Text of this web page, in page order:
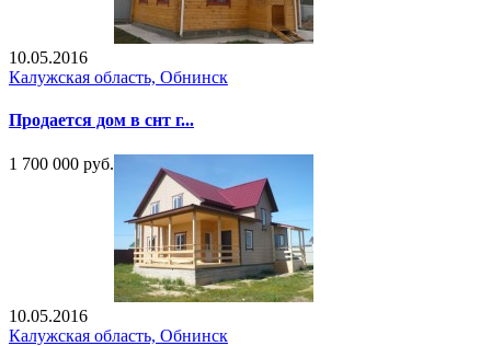
10.05.2016
Калужская область, Обнинск
Продается дом в снт г...
1 700 000 руб.
10.05.2016
Калужская область, Обнинск